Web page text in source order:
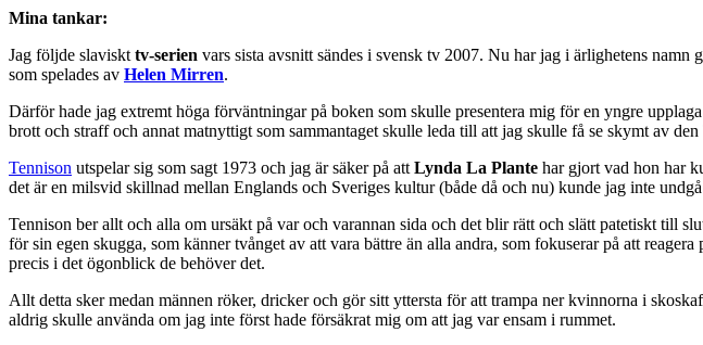
Mina tankar:
Jag följde slaviskt tv-serien vars sista avsnitt sändes i svensk tv 2007. Nu har jag i ärlighetens
som spelades av Helen Mirren.
Därför hade jag extremt höga förväntningar på boken som skulle presentera mig för en yngre
brott och straff och annat matnyttigt som sammantaget skulle leda till att jag skulle få se skymt av
Tennison utspelar sig som sagt 1973 och jag är säker på att Lynda La Plante har gjort vad hon har
det är en milsvid skillnad mellan Englands och Sveriges kultur (både då och nu) kunde jag inte
Tennison ber allt och alla om ursäkt på var och varannan sida och det blir rätt och slätt patetiskt till
för sin egen skugga, som känner tvånget av att vara bättre än alla andra, som fokuserar på att
precis i det ögonblick de behöver det.
Allt detta sker medan männen röker, dricker och gör sitt yttersta för att trampa ner kvinnorna i
aldrig skulle använda om jag inte först hade försäkrat mig om att jag var ensam i rummet.